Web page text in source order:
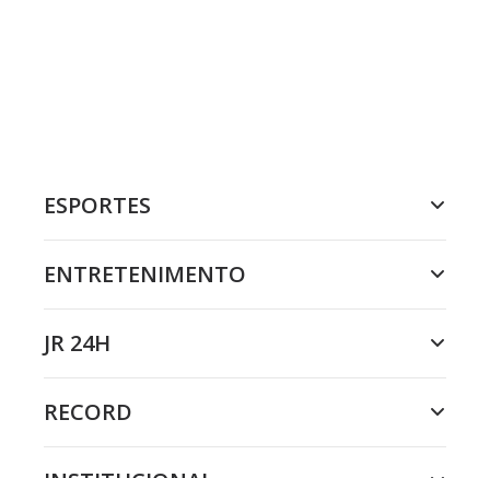
ESPORTES
ENTRETENIMENTO
JR 24H
RECORD